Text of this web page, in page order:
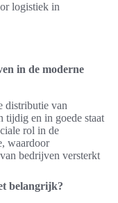
logistiek in
in de moderne
distributie van
tijdig en in goede staat
rol in de
waardoor
bedrijven versterkt
belangrijk?